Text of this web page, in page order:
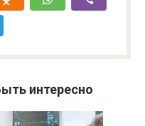
интересно